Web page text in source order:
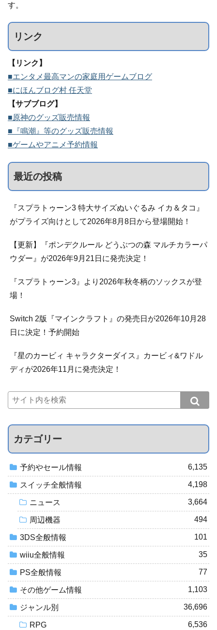
す。
リンク
【リンク】
■エンタメ最高マンの家庭用ゲームブログ
■にほんブログ村 任天堂
【サブブログ】
■原神のグッズ販売情報
■『鳴潮』等のグッズ販売情報
■ゲームやアニメ予約情報
最近の投稿
『スプラトゥーン3 特大サイズぬいぐるみ イカ＆タコ』
がプライズ向けとして2026年8月8日から登場開始！
【更新】『ポンデクルール どうぶつの森 マルチカラーパ
ウダー』が2026年9月21日に発売決定！
『スプラトゥーン3』より2026年秋冬柄のソックスが登
場！
Switch 2版『マインクラフト』の発売日が2026年10月28
日に決定！予約開始
『星のカービィ キャラクターダイス』カービィ&ワドル
ディが2026年11月に発売決定！
カテゴリー
予約やセール情報 6,135
スイッチ全般情報 4,198
ニュース 3,664
周辺機器 494
3DS全般情報 101
wiiu全般情報 35
PS全般情報 77
その他ゲーム情報 1,103
ジャンル別 36,696
RPG 6,536